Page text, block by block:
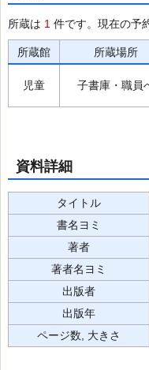
所蔵は 1 件です。現在の予
所蔵館 所蔵場所
児童 子書庫・職員
資料詳細
タイトル
書名ヨミ
著者
著者名ヨミ
出版者
出版年
ページ数, 大きさ